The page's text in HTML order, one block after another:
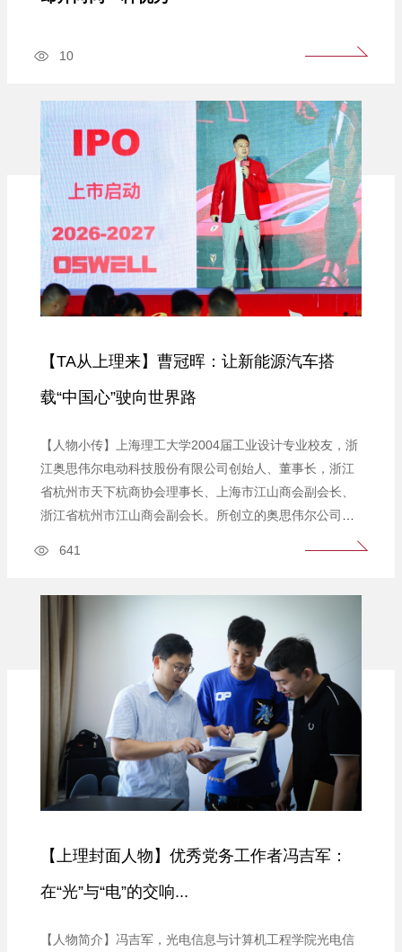
10
【TA从上理来】曹冠晖：让新能源汽车搭
载“中国心”驶向世界路
641
【人物小传】上海理工大学2004届工业设计专业校友，浙
江奥思伟尔电动科技股份有限公司创始人、董事长，浙江
省杭州市天下杭商协会理事长、上海市江山商会副会长、
浙江省杭州市江山商会副会长。所创立的奥思伟尔公司是
【上理封面人物】优秀党务工作者冯吉军：
在“光”与“电”的交响...
【人物简介】冯吉军，光电信息与计算机工程学院光电信